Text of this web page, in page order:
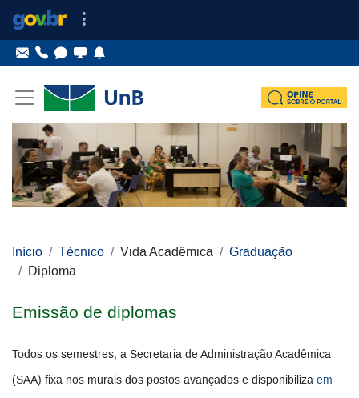
Início
Técnico Vida Acadêmica
Graduação
Diploma
Emissão de diplomas
Todos os semestres, a Secretaria de Administração Acadêmica
(SAA) fixa nos murais dos postos avançados e disponibiliza em